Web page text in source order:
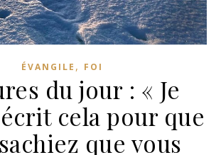
ÉVANGILE , FOI
du jour : « Je
cela pour que
que vous